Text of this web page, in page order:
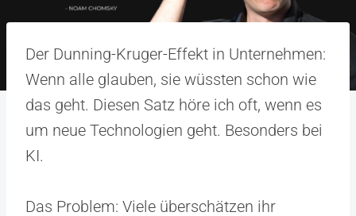
Der Dunning-Kruger-Effekt in Unternehmen:
Wenn alle glauben, sie wüssten schon wie
das geht. Diesen Satz höre ich oft, wenn es
um neue Technologien geht. Besonders bei
KI.
Das Problem: Viele überschätzen ihr